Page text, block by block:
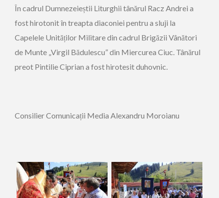
În cadrul Dumnezeieștii Liturghii tânărul Racz Andrei a
fost hirotonit în treapta diaconiei pentru a sluji la
Capelele Unităților Militare din cadrul Brigăzii Vânători
de Munte „Virgil Bădulescu” din Miercurea Ciuc. Tânărul
preot Pintilie Ciprian a fost hirotesit duhovnic.
Consilier Comunicații Media Alexandru Moroianu